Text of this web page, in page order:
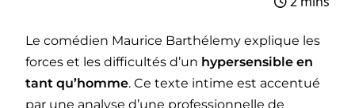
Le comédien Maurice Barthélemy explique les
forces et les difficultés d’un hypersensible en
tant qu’homme. Ce texte intime est accentué
par une analyse d’une professionnelle de